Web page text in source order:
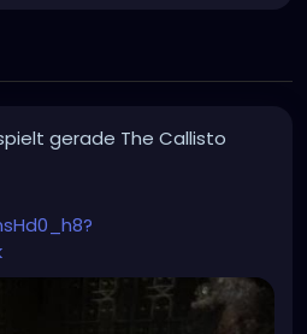
gerade The Callisto